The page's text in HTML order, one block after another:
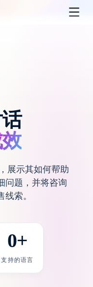
展示其如何帮助
问题，并将咨询
索。
0+
支持的语言